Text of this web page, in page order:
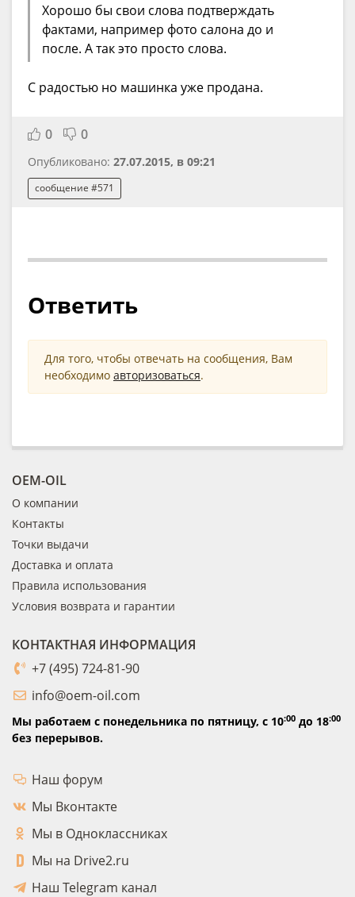
Хорошо бы свои слова подтверждать
фактами, например фото салона до и
после. А так это просто слова.
С радостью но машинка уже продана.
0 0
Опубликовано: 27.07.2015, в 09:21
сообщение #571
Ответить
Для того, чтобы отвечать на сообщения, Вам
необходимо авторизоваться.
OEM-OIL
О компании
Контакты
Точки выдачи
Доставка и оплата
Правила использования
Условия возврата и гарантии
КОНТАКТНАЯ ИНФОРМАЦИЯ
+7 (495) 724-81-90
info@oem-oil.com
Мы работаем с понедельника по пятницу, с 10:00 до 18:00
без перерывов.
Наш форум
Мы Вконтакте
Мы в Одноклассниках
Мы на Drive2.ru
Наш Telegram канал